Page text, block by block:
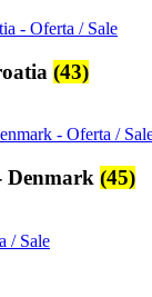
(43)
Denmark (45)